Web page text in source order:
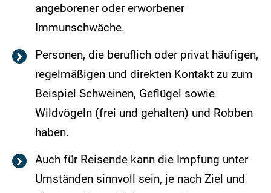
angeborener oder erworbener
Immunschwäche.
Personen, die beruflich oder privat häufigen,
regelmäßigen und direkten Kontakt zu zum
Beispiel Schweinen, Geflügel sowie
Wildvögeln (frei und gehalten) und Robben
haben.
Auch für Reisende kann die Impfung unter
Umständen sinnvoll sein, je nach Ziel und